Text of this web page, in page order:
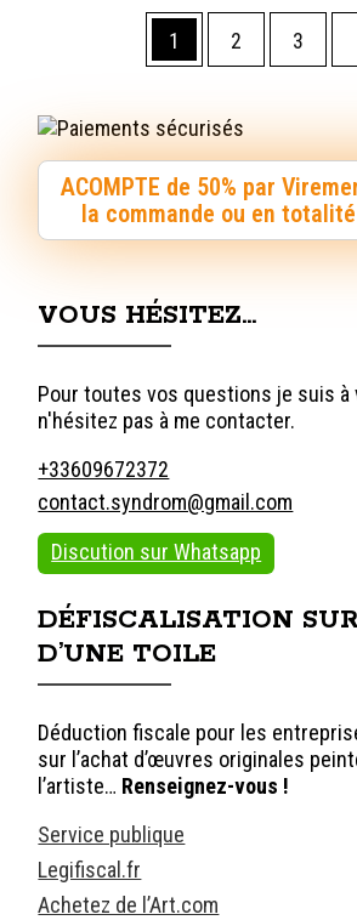
1 2 3
ACOMPTE de 50% par
la commande ou en
VOUS HÉSITEZ…
Pour toutes vos questions je suis à
n'hésitez pas à me contacter.
+33609672372
contact.syndrom@gmail.com
Discution sur Whatsapp
DÉFISCALISATION
D’UNE TOILE
Déduction fiscale pour les
sur l’achat d’œuvres originales
l’artiste… Renseignez-vous !
Service publique
Legifiscal.fr
Achetez de l’Art.com